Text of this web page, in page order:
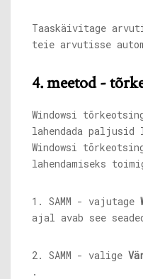
Taaskäivitage
teie arvutisse
4. meetod -
Windowsi
lahendada paljusid
Windowsi
lahendamiseks
1. SAMM - vajutage
ajal avab see
2. SAMM - valige
.